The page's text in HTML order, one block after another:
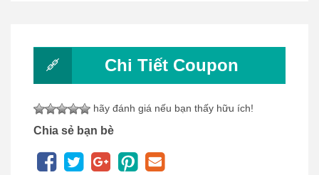
Chi Tiết Coupon
hãy đánh giá nếu bạn thấy hữu ích!
Chia sẻ bạn bè